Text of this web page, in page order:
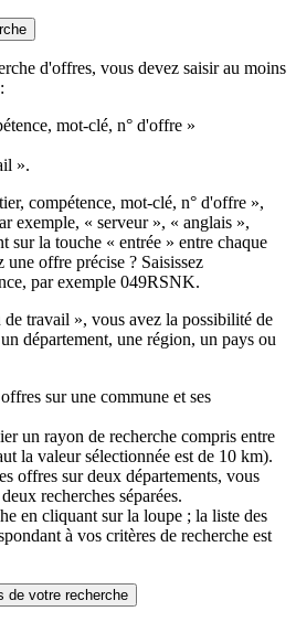
d'offres, vous devez saisir au moins
mot-clé, n° d'offre »
».
compétence, mot-clé, n° d'offre »,
exemple, « serveur », « anglais »,
sur la touche « entrée » entre chaque
une offre précise ? Saisissez
par exemple 049RSNK.
travail », vous avez la possibilité de
département, une région, un pays ou
sur une commune et ses
un rayon de recherche compris entre
la valeur sélectionnée est de 10 km).
offres sur deux départements, vous
recherches séparées.
en cliquant sur la loupe ; la liste des
à vos critères de recherche est
de votre recherche